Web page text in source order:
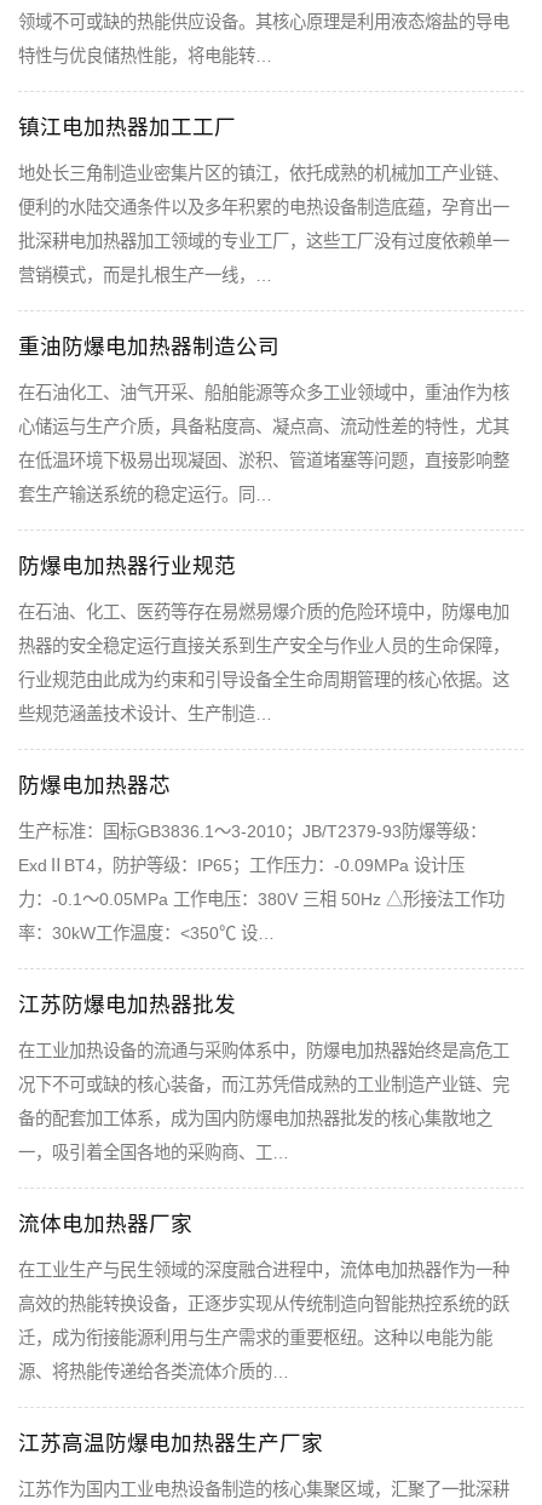
领域不可或缺的热能供应设备。其核心原理是利用液态熔盐的导电
特性与优良储热性能，将电能转…
镇江电加热器加工工厂
地处长三角制造业密集片区的镇江，依托成熟的机械加工产业链、
便利的水陆交通条件以及多年积累的电热设备制造底蕴，孕育出一
批深耕电加热器加工领域的专业工厂，这些工厂没有过度依赖单一
营销模式，而是扎根生产一线，…
重油防爆电加热器制造公司
在石油化工、油气开采、船舶能源等众多工业领域中，重油作为核
心储运与生产介质，具备粘度高、凝点高、流动性差的特性，尤其
在低温环境下极易出现凝固、淤积、管道堵塞等问题，直接影响整
套生产输送系统的稳定运行。同…
防爆电加热器行业规范
在石油、化工、医药等存在易燃易爆介质的危险环境中，防爆电加
热器的安全稳定运行直接关系到生产安全与作业人员的生命保障，
行业规范由此成为约束和引导设备全生命周期管理的核心依据。这
些规范涵盖技术设计、生产制造…
防爆电加热器芯
生产标准：国标GB3836.1～3-2010；JB/T2379-93防爆等级：
ExdⅡBT4，防护等级：IP65；工作压力：-0.09MPa 设计压
力：-0.1～0.05MPa 工作电压：380V 三相 50Hz △形接法工作功
率：30kW工作温度：<350℃ 设…
江苏防爆电加热器批发
在工业加热设备的流通与采购体系中，防爆电加热器始终是高危工
况下不可或缺的核心装备，而江苏凭借成熟的工业制造产业链、完
备的配套加工体系，成为国内防爆电加热器批发的核心集散地之
一，吸引着全国各地的采购商、工…
流体电加热器厂家
在工业生产与民生领域的深度融合进程中，流体电加热器作为一种
高效的热能转换设备，正逐步实现从传统制造向智能热控系统的跃
迁，成为衔接能源利用与生产需求的重要枢纽。这种以电能为能
源、将热能传递给各类流体介质的…
江苏高温防爆电加热器生产厂家
江苏作为国内工业电热设备制造的核心集聚区域，汇聚了一批深耕